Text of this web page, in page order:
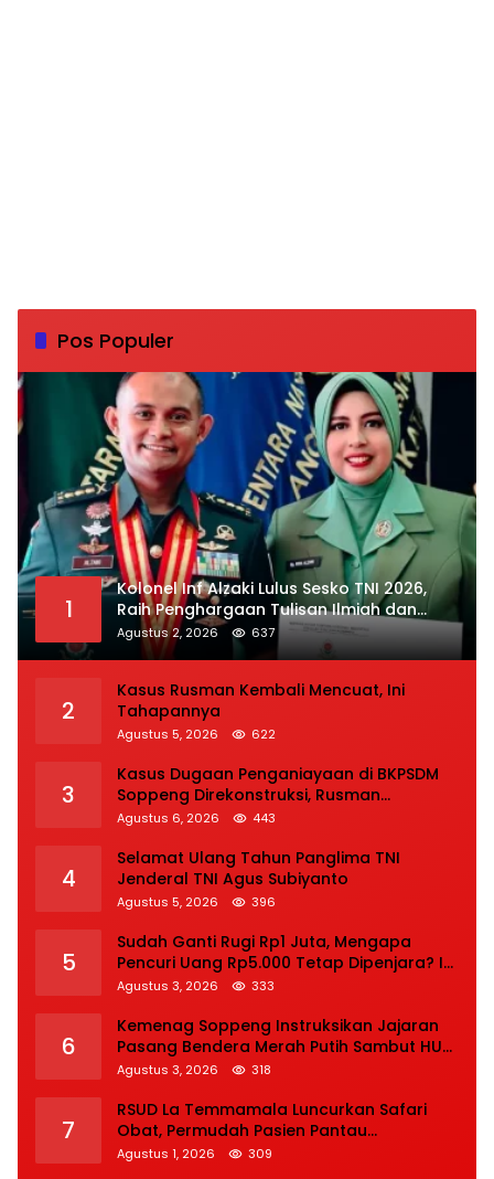
Pos Populer
1
Kolonel Inf Alzaki Lulus Sesko TNI 2026,
Raih Penghargaan Tulisan Ilmiah dan
Jasmani Terbaik
Agustus 2, 2026 637
2
Kasus Rusman Kembali Mencuat, Ini
Tahapannya
Agustus 5, 2026 622
3
Kasus Dugaan Penganiayaan di BKPSDM
Soppeng Direkonstruksi, Rusman
Tegaskan Proses Hukum Terus Berjalan
Agustus 6, 2026 443
4
Selamat Ulang Tahun Panglima TNI
Jenderal TNI Agus Subiyanto
Agustus 5, 2026 396
5
Sudah Ganti Rugi Rp1 Juta, Mengapa
Pencuri Uang Rp5.000 Tetap Dipenjara? Ini
Pertimbangan Hakim
Agustus 3, 2026 333
6
Kemenag Soppeng Instruksikan Jajaran
Pasang Bendera Merah Putih Sambut HUT
Ke-81 RI
Agustus 3, 2026 318
7
RSUD La Temmamala Luncurkan Safari
Obat, Permudah Pasien Pantau
Penyelesaian Resep Secara Real Time
Agustus 1, 2026 309